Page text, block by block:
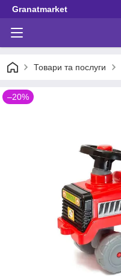
Granatmarket
Товари та послуги
–20%